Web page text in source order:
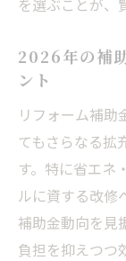
を選ぶことが、
2026年の補
ント
リフォーム補
てもさらなる拡
す。特に省エネ
ルに資する改修
補助金動向を見
負担を抑えつつ